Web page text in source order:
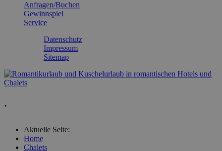
Anfragen/Buchen
Gewinnspiel
Service
Datenschutz
Impressum
Sitemap
.
Aktuelle Seite:
Home
Chalets